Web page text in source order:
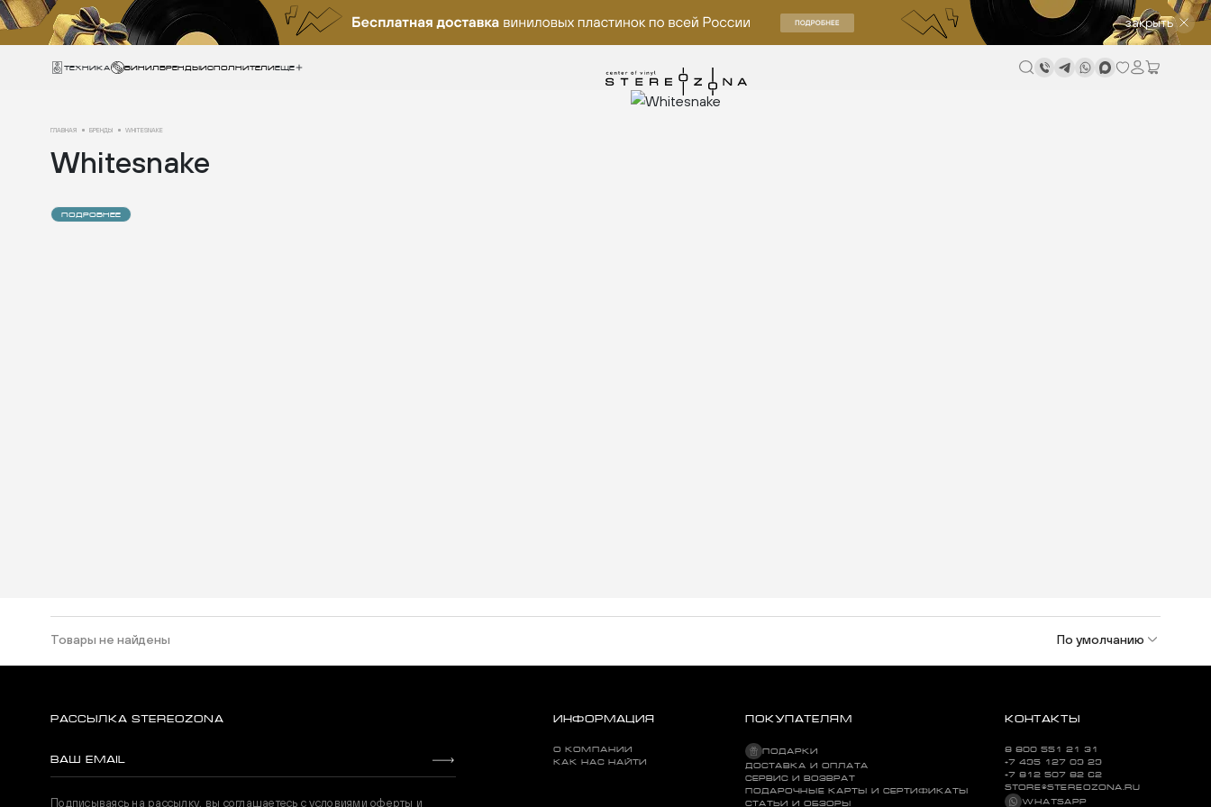
закрыть
Техника ВИНИЛБРЕНДЫИСПОЛНИТЕЛИЕще
ГЛАВНАЯ БРЕНДЫ WHITESNAKE
Whitesnake
ПОДРОБНЕЕ
Товары не найдены По умолчанию
РАССЫЛКА STEREOZONA
Подписываясь на рассылку, вы соглашаетесь с условиями оферты и
ИНФОРМАЦИЯ
О КОМПАНИИ
КАК НАС НАЙТИ
ПОКУПАТЕЛЯМ
ПОДАРКИ
ДОСТАВКА И ОПЛАТА
СЕРВИС И ВОЗВРАТ
ПОДАРОЧНЫЕ КАРТЫ И СЕРТИФИКАТЫ
СТАТЬИ И ОБЗОРЫ
КОНТАКТЫ
8 800 551 21 31
+7 495 127 09 29
+7 812 507 82 62
STORE@STEREOZONA.RU
WHATSAPP